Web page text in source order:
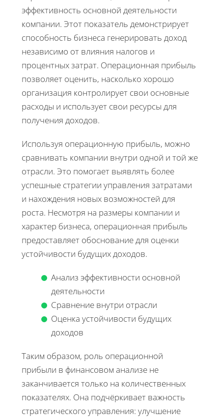
эффективность основной деятельности
компании. Этот показатель демонстрирует
способность бизнеса генерировать доход
независимо от влияния налогов и
процентных затрат. Операционная прибыль
позволяет оценить, насколько хорошо
организация контролирует свои основные
расходы и использует свои ресурсы для
получения доходов.
Используя операционную прибыль, можно
сравнивать компании внутри одной и той же
отрасли. Это помогает выявлять более
успешные стратегии управления затратами
и нахождения новых возможностей для
роста. Несмотря на размеры компании и
характер бизнеса, операционная прибыль
предоставляет обоснование для оценки
устойчивости будущих доходов.
Анализ эффективности основной
деятельности
Сравнение внутри отрасли
Оценка устойчивости будущих
доходов
Таким образом, роль операционной
прибыли в финансовом анализе не
заканчивается только на количественных
показателях. Она подчёркивает важность
стратегического управления: улучшение